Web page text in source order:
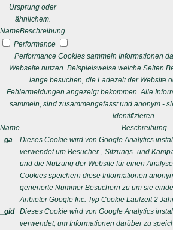
Ursprung oder
ähnlichem.
NameBeschreibung
Performance
Performance Cookies sammeln Informationen
Webseite nutzen. Beispielsweise welche Seiten
lange besuchen, die Ladezeit der Website
Fehlermeldungen angezeigt bekommen. Alle
sammeln, sind zusammengefasst und anonym -
identifizieren.
Name
Beschreibung
_ga
Dieses Cookie wird von Google Analytics
verwendet um Besucher-, Sitzungs- und
und die Nutzung der Website für einen
Cookies speichern diese Informationen
generierte Nummer Besuchern zu um sie
Anbieter Google Inc. Typ Cookie Laufzeit 2
_gid
Dieses Cookie wird von Google Analytics
verwendet, um Informationen darüber zu